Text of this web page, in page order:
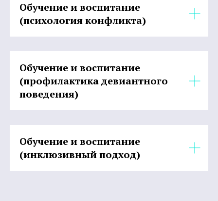
Обучение и воспитание
(психология конфликта)
Обучение и воспитание
(профилактика девиантного
поведения)
Обучение и воспитание
(инклюзивный подход)